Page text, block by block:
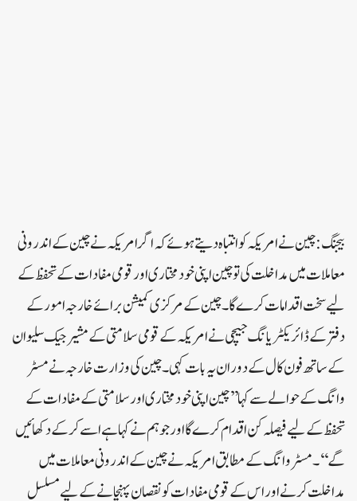
بیجنگ:چین نے امریکہ کو انتباہ دیتے ہوئے کہ اگر امریکہ نے چین کے اندرونی
معاملات میں مداخلت کی تو چین اپنی خودمختاری اور قومی مفادات کے تحفظ کے
لیے سخت اقدامات کرے گا۔چین کے مرکزی کمیشن برائے خارجہ امور کے
دفتر کے ڈائریکٹر یانگ جیچی نے امریکہ کے قومی سلامتی کے مشیر جیک سلیوان
کے ساتھ فون کال کے دوران یہ بات کہی ۔چین کی وزارت خارجہ نے مسٹر
وانگ کے حوالے سے کہا’’ چین اپنی خودمختاری اور سلامتی کے مفادات کے
تحفظ کے لیے فیصلہ کن اقدام کرے گا اور جوہم نے کہا ہے اسے کر کے دکھائیں
گے ‘‘ ۔مسٹر وانگ کے مطابق امریکہ نے چین کے اندرونی معاملات میں
مداخلت کرنے اور اس کے قومی مفادات کو نقصان پہنچانے کے لیے مسلسل